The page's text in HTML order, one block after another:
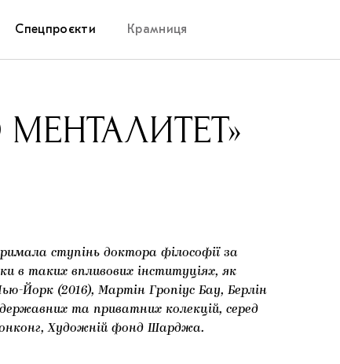
Спецпроєкти
Запалення
Carpathian Cult про різдвяні свята
Крамниця
ступінь доктора філософії за
в таких впливових інституціях, як
Йорк (2016), Мартін Гропіус Бау, Берлін
державних та приватних колекцій, серед
Художній фонд Шарджа.